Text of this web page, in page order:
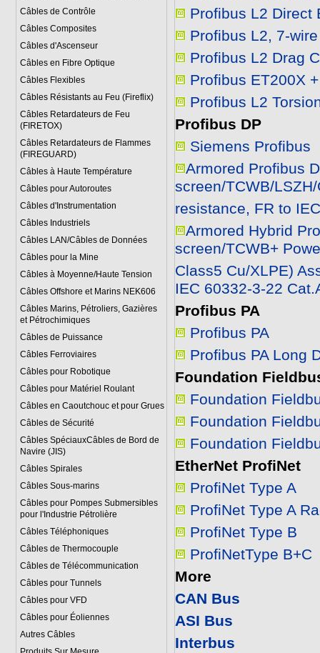
Câbles de Contrôle
Câbles Composites
Câbles d'Ascenseur
Câbles en Fibre Optique
Câbles Flexibles
Câbles Résistants au Feu (Fireflix)
Câbles Retardateurs de Feu
(FIRETOX)
Câbles Retardateurs de Flammes
(FIREGUARD)
Câbles à Haute Température
Câbles pour Autoroutes
Câbles d'Instrumentation
Câbles Industriels
Câbles LAN/Câbles de Données
Câbles pour la Mine
Câbles à Moyenne/Haute Tension
Câbles Offshore et Marins NEK606
Câbles Marins, Pétroliers, Gazières
et Pétrochimiques
Câbles de Puissance
Câbles Ferroviaires
Câbles pour Robotique
Câbles pour Matériel Roulant
Câbles en Caoutchouc et pour Grues
Câbles de Sécurité
Câbles SpéciauxCâbles de Bord de
Navire (JIS)
Câbles Spirales
Câbles Sous-marins
Câbles pour Pompes Submersibles
pour l'Industrie Pétrolière
Câbles Téléphoniques
Câbles de Thermocouple
Câbles de Télécommunication
Câbles pour Tunnels
Câbles pour VFD
Câbles pour Éoliennes
Autres Câbles
Profibus L2 Direct
Profibus L2, 7-wire
Profibus L2 Drag
Profibus ET200X
Profibus L2
Profibus DP
Siemens Profibus
Armored Profibus
screen/TCWB/
resistance, FR to
Armored Hybrid
screen/TCWB+
Class5 Cu/XLPE)
IEC 60332-3-22
Profibus PA
Profibus PA
Profibus PA Long
Foundation
Foundation
Foundation
Foundation
EtherNet ProfiNet
ProfiNet Type A
ProfiNet Type A
ProfiNet Type B
ProfiNetType B+C
More
CAN Bus
ASI Bus
Interbus